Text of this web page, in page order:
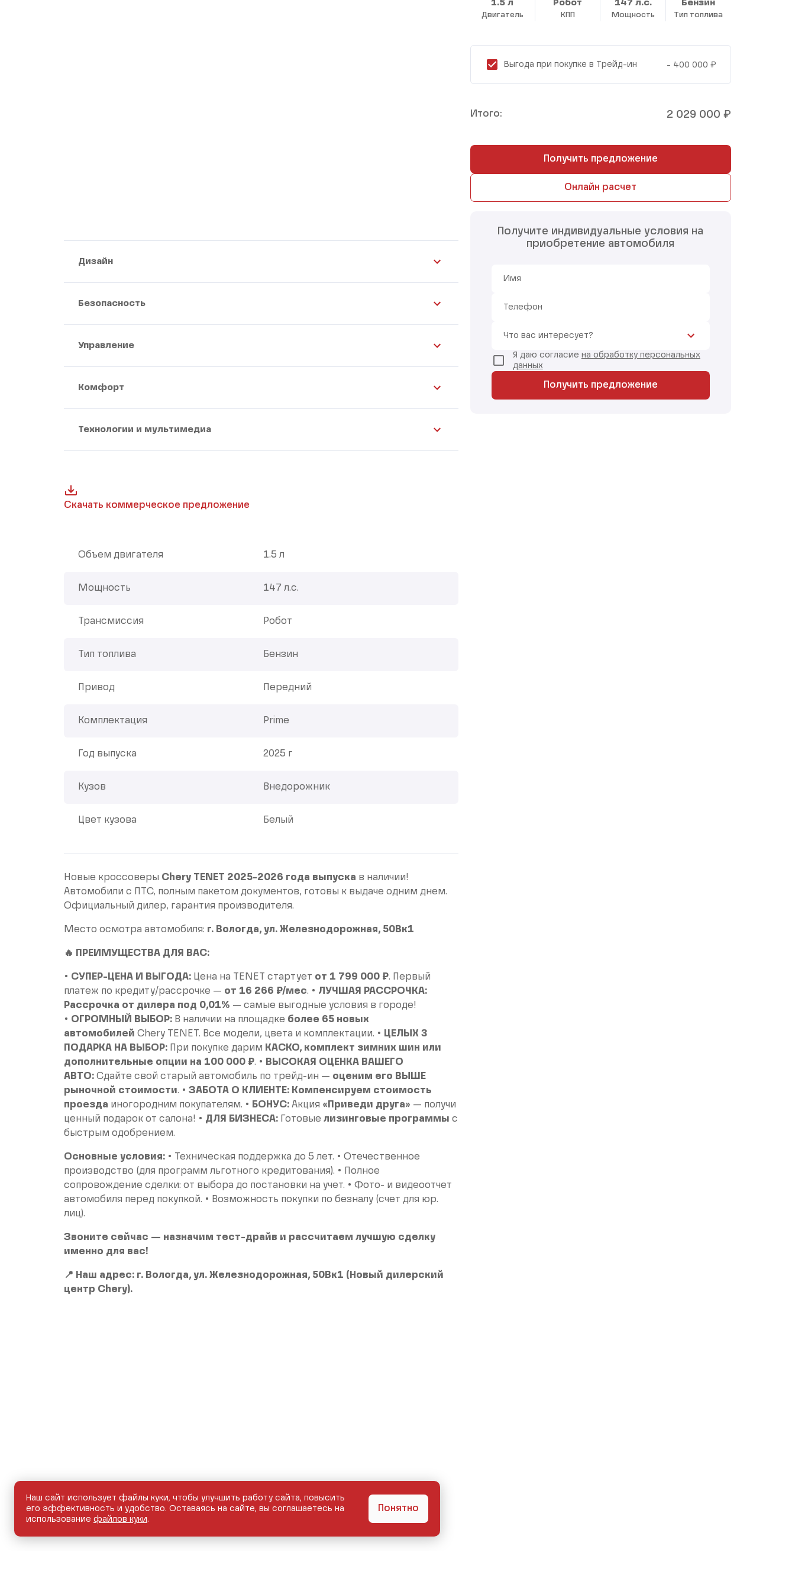
Дизайн
Безопасность
Управление
Комфорт
Технологии и мультимедиа
Скачать коммерческое предложение
Объем двигателя 1.5 л
Мощность 147 л.с.
Трансмиссия Робот
Тип топлива Бензин
Привод Передний
Комплектация Prime
Год выпуска 2025 г
Кузов Внедорожник
Цвет кузова Белый
Новые кроссоверы Chery TENET 2025-2026 года выпуска в наличии!
Автомобили с ПТС, полным пакетом документов, готовы к выдаче одним днем.
Официальный дилер, гарантия производителя.
Место осмотра автомобиля: г. Вологда, ул. Железнодорожная, 50Вк1
🔥 ПРЕИМУЩЕСТВА ДЛЯ ВАС:
• СУПЕР-ЦЕНА И ВЫГОДА: Цена на TENET стартует от 1 799 000 ₽. Первый
платеж по кредиту/рассрочке — от 16 266 ₽/мес. • ЛУЧШАЯ РАССРОЧКА:
Рассрочка от дилера под 0,01% — самые выгодные условия в городе!
• ОГРОМНЫЙ ВЫБОР: В наличии на площадке более 65 новых
автомобилей Chery TENET. Все модели, цвета и комплектации. • ЦЕЛЫХ 3
ПОДАРКА НА ВЫБОР: При покупке дарим КАСКО, комплект зимних шин или
дополнительные опции на 100 000 ₽. • ВЫСОКАЯ ОЦЕНКА ВАШЕГО
АВТО: Сдайте свой старый автомобиль по трейд-ин — оценим его ВЫШЕ
рыночной стоимости. • ЗАБОТА О КЛИЕНТЕ: Компенсируем стоимость
проезда иногородним покупателям. • БОНУС: Акция «Приведи друга» — получи
ценный подарок от салона! • ДЛЯ БИЗНЕСА: Готовые лизинговые программы с
быстрым одобрением.
Основные условия: • Техническая поддержка до 5 лет. • Отечественное
производство (для программ льготного кредитования). • Полное
сопровождение сделки: от выбора до постановки на учет. • Фото- и видеоотчет
автомобиля перед покупкой. • Возможность покупки по безналу (счет для юр.
лиц).
Звоните сейчас — назначим тест-драйв и рассчитаем лучшую сделку
именно для вас!
📍 Наш адрес: г. Вологда, ул. Железнодорожная, 50Вк1 (Новый дилерский
центр Chery).
1.5 л
Двигатель
Робот
КПП
147 л.с.
Мощность
Бензин
Тип топлива
Выгода при покупке в Трейд-ин - 400 000 ₽
Итого: 2 029 000 ₽
Получить предложение
Онлайн расчет
Получите индивидуальные условия на
приобретение автомобиля
Имя
Телефон
Что вас интересует?
Я даю согласие на обработку персональных
данных
Получить предложение
Наш сайт использует файлы куки, чтобы улучшить работу сайта, повысить
его эффективность и удобство. Оставаясь на сайте, вы соглашаетесь на
использование файлов куки.
Понятно